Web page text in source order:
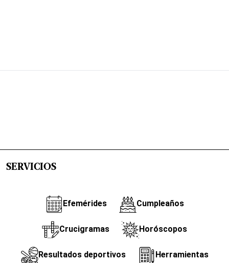
SERVICIOS
Efemérides Cumpleaños
Crucigramas Horóscopos
Resultados deportivos Herramientas